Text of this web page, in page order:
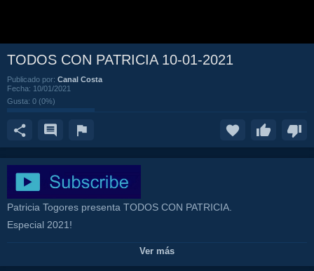
TODOS CON PATRICIA 10-01-2021
Publicado por: Canal Costa
Fecha: 10/01/2021
Gusta: 0 (0%)
Patricia Togores presenta TODOS CON PATRICIA.
Especial 2021!
Ver más